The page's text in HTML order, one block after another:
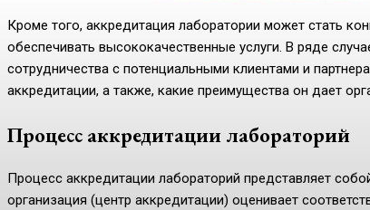
Кроме того, аккредитация лаборатории может стать
обеспечивать высококачественные услуги. В ряде
сотрудничества с потенциальными клиентами и
аккредитации, а также, какие преимущества он дает
Процесс аккредитации лабораторий
Процесс аккредитации лабораторий представляет
организация (центр аккредитации) оценивает